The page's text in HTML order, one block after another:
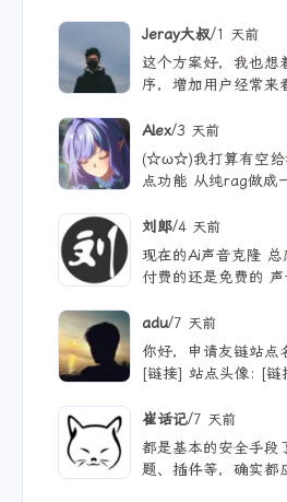
Jeray大叔/1 天前
这个方案好，我也想
序，增加用户经常来
Alex/3 天前
(☆ω☆)我打算有空给
点功能 从纯rag做成
可以薅免费额度的
价API 太爽啦
刘郎/4 天前
现在的Ai声音克隆 总感觉
付费的还是免费的
adu/7 天前
你好，申请友链站点名称:
[链接] 站点头像: [链接] 站点描述: 知世故
崔话记/7 天前
都是基本的安全手段
题、插件等，确实都